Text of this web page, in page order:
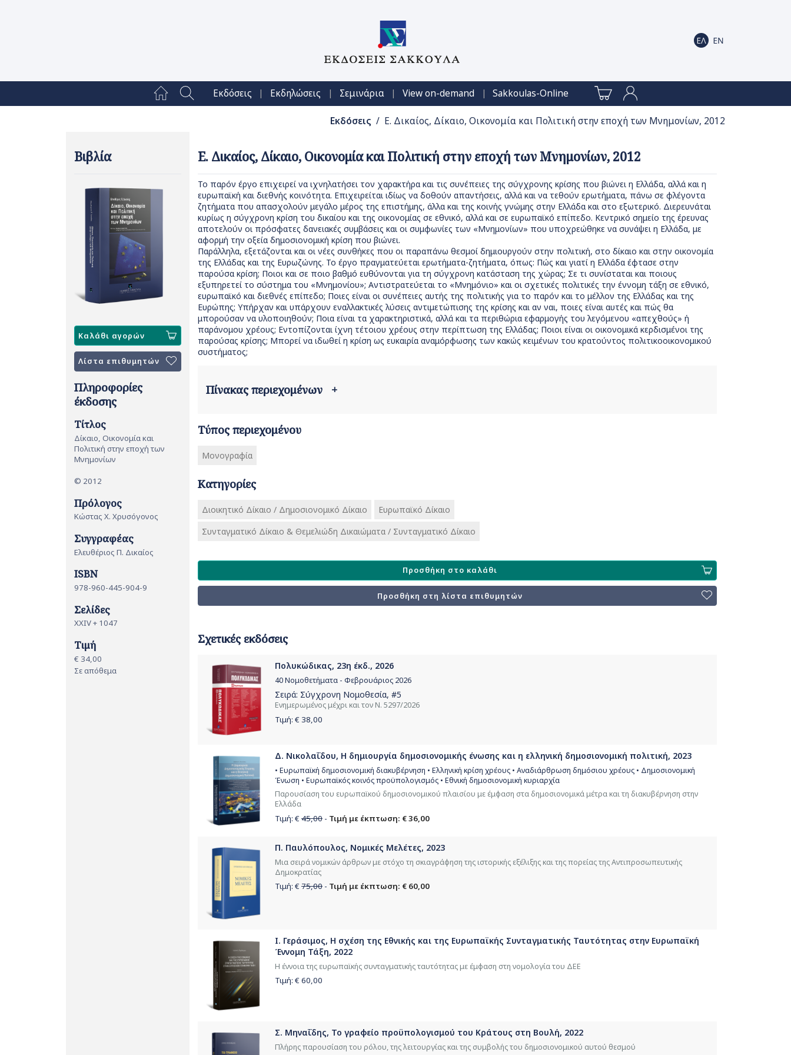
Εκδόσεις | Εκδηλώσεις | Σεμινάρια | View on-demand | Sakkoulas-Online
Εκδόσεις / Ε. Δικαίος, Δίκαιο, Οικονομία και Πολιτική στην εποχή των Μνημονίων, 2012
Βιβλία
Καλάθι αγορών
Λίστα επιθυμητών
Πληροφορίες
έκδοσης
Τίτλος
Δίκαιο, Οικονομία και
Πολιτική στην εποχή των
Μνημονίων
© 2012
Πρόλογος
Κώστας Χ. Χρυσόγονος
Συγγραφέας
Ελευθέριος Π. Δικαίος
ISBN
978-960-445-904-9
Σελίδες
XXIV + 1047
Τιμή
€ 34,00
Σε απόθεμα
Ε. Δικαίος, Δίκαιο, Οικονομία και Πολιτική στην εποχή των Μνημονίων, 2012
Το παρόν έργο επιχειρεί να ιχνηλατήσει τον χαρακτήρα και τις συνέπειες της σύγχρονης κρίσης που βιώνει η Ελλάδα, αλλά και η
ευρωπαϊκή και διεθνής κοινότητα. Επιχειρείται ιδίως να δοθούν απαντήσεις, αλλά και να τεθούν ερωτήματα, πάνω σε φλέγοντα
ζητήματα που απασχολούν μεγάλο μέρος της επιστήμης, άλλα και της κοινής γνώμης στην Ελλάδα και στο εξωτερικό. Διερευνάται
κυρίως η σύγχρονη κρίση του δικαίου και της οικονομίας σε εθνικό, αλλά και σε ευρωπαϊκό επίπεδο. Κεντρικό σημείο της έρευνας
αποτελούν οι πρόσφατες δανειακές συμβάσεις και οι συμφωνίες των «Μνημονίων» που υποχρεώθηκε να συνάψει η Ελλάδα, με
αφορμή την οξεία δημοσιονομική κρίση που βιώνει.
Παράλληλα, εξετάζονται και οι νέες συνθήκες που οι παραπάνω θεσμοί δημιουργούν στην πολιτική, στο δίκαιο και στην οικονομία
της Ελλάδας και της Ευρωζώνης. Το έργο πραγματεύεται ερωτήματα-ζητήματα, όπως: Πώς και γιατί η Ελλάδα έφτασε στην
παρούσα κρίση; Ποιοι και σε ποιο βαθμό ευθύνονται για τη σύγχρονη κατάσταση της χώρας; Σε τι συνίσταται και ποιους
εξυπηρετεί το σύστημα του «Μνημονίου»; Αντιστρατεύεται το «Μνημόνιο» και οι σχετικές πολιτικές την έννομη τάξη σε εθνικό,
ευρωπαϊκό και διεθνές επίπεδο; Ποιες είναι οι συνέπειες αυτής της πολιτικής για το παρόν και το μέλλον της Ελλάδας και της
Ευρώπης; Υπήρχαν και υπάρχουν εναλλακτικές λύσεις αντιμετώπισης της κρίσης και αν ναι, ποιες είναι αυτές και πώς θα
μπορούσαν να υλοποιηθούν; Ποια είναι τα χαρακτηριστικά, αλλά και τα περιθώρια εφαρμογής του λεγόμενου «απεχθούς» ή
παράνομου χρέους; Εντοπίζονται ίχνη τέτοιου χρέους στην περίπτωση της Ελλάδας; Ποιοι είναι οι οικονομικά κερδισμένοι της
παρούσας κρίσης; Μπορεί να ιδωθεί η κρίση ως ευκαιρία αναμόρφωσης των κακώς κειμένων του κρατούντος πολιτικοοικονομικού
συστήματος;
Πίνακας περιεχομένων +
Τύπος περιεχομένου
Μονογραφία
Κατηγορίες
Διοικητικό Δίκαιο / Δημοσιονομικό Δίκαιο
Ευρωπαϊκό Δίκαιο
Συνταγματικό Δίκαιο & Θεμελιώδη Δικαιώματα / Συνταγματικό Δίκαιο
Προσθήκη στο καλάθι
Προσθήκη στη λίστα επιθυμητών
Σχετικές εκδόσεις
Πολυκώδικας, 23η έκδ., 2026
40 Νομοθετήματα - Φεβρουάριος 2026
Σειρά: Σύγχρονη Νομοθεσία, #5
Ενημερωμένος μέχρι και τον Ν. 5297/2026
Τιμή: € 38,00
Δ. Νικολαΐδου, Η δημιουργία δημοσιονομικής ένωσης και η ελληνική δημοσιονομική πολιτική, 2023
• Ευρωπαϊκή δημοσιονομική διακυβέρνηση • Ελληνική κρίση χρέους • Αναδιάρθρωση δημόσιου χρέους • Δημοσιονομική
Ένωση • Ευρωπαϊκός κοινός προϋπολογισμός • Εθνική δημοσιονομική κυριαρχία
Παρουσίαση του ευρωπαϊκού δημοσιονομικού πλαισίου με έμφαση στα δημοσιονομικά μέτρα και τη διακυβέρνηση στην
Ελλάδα
Τιμή: € 45,00 - Τιμή με έκπτωση: € 36,00
Π. Παυλόπουλος, Νομικές Μελέτες, 2023
Μια σειρά νομικών άρθρων με στόχο τη σκιαγράφηση της ιστορικής εξέλιξης και της πορείας της Αντιπροσωπευτικής
Δημοκρατίας
Τιμή: € 75,00 - Τιμή με έκπτωση: € 60,00
Ι. Γεράσιμος, Η σχέση της Εθνικής και της Ευρωπαϊκής Συνταγματικής Ταυτότητας στην Ευρωπαϊκή
Έννομη Τάξη, 2022
Η έννοια της ευρωπαϊκής συνταγματικής ταυτότητας με έμφαση στη νομολογία του ΔΕΕ
Τιμή: € 60,00
Σ. Μηναΐδης, Το γραφείο προϋπολογισμού του Κράτους στη Βουλή, 2022
Πλήρης παρουσίαση του ρόλου, της λειτουργίας και της συμβολής του δημοσιονομικού αυτού θεσμού